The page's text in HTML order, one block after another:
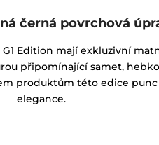
černá povrchová
Edition mají exkluzivní
připomínající samet,
produktům této edice
elegance.